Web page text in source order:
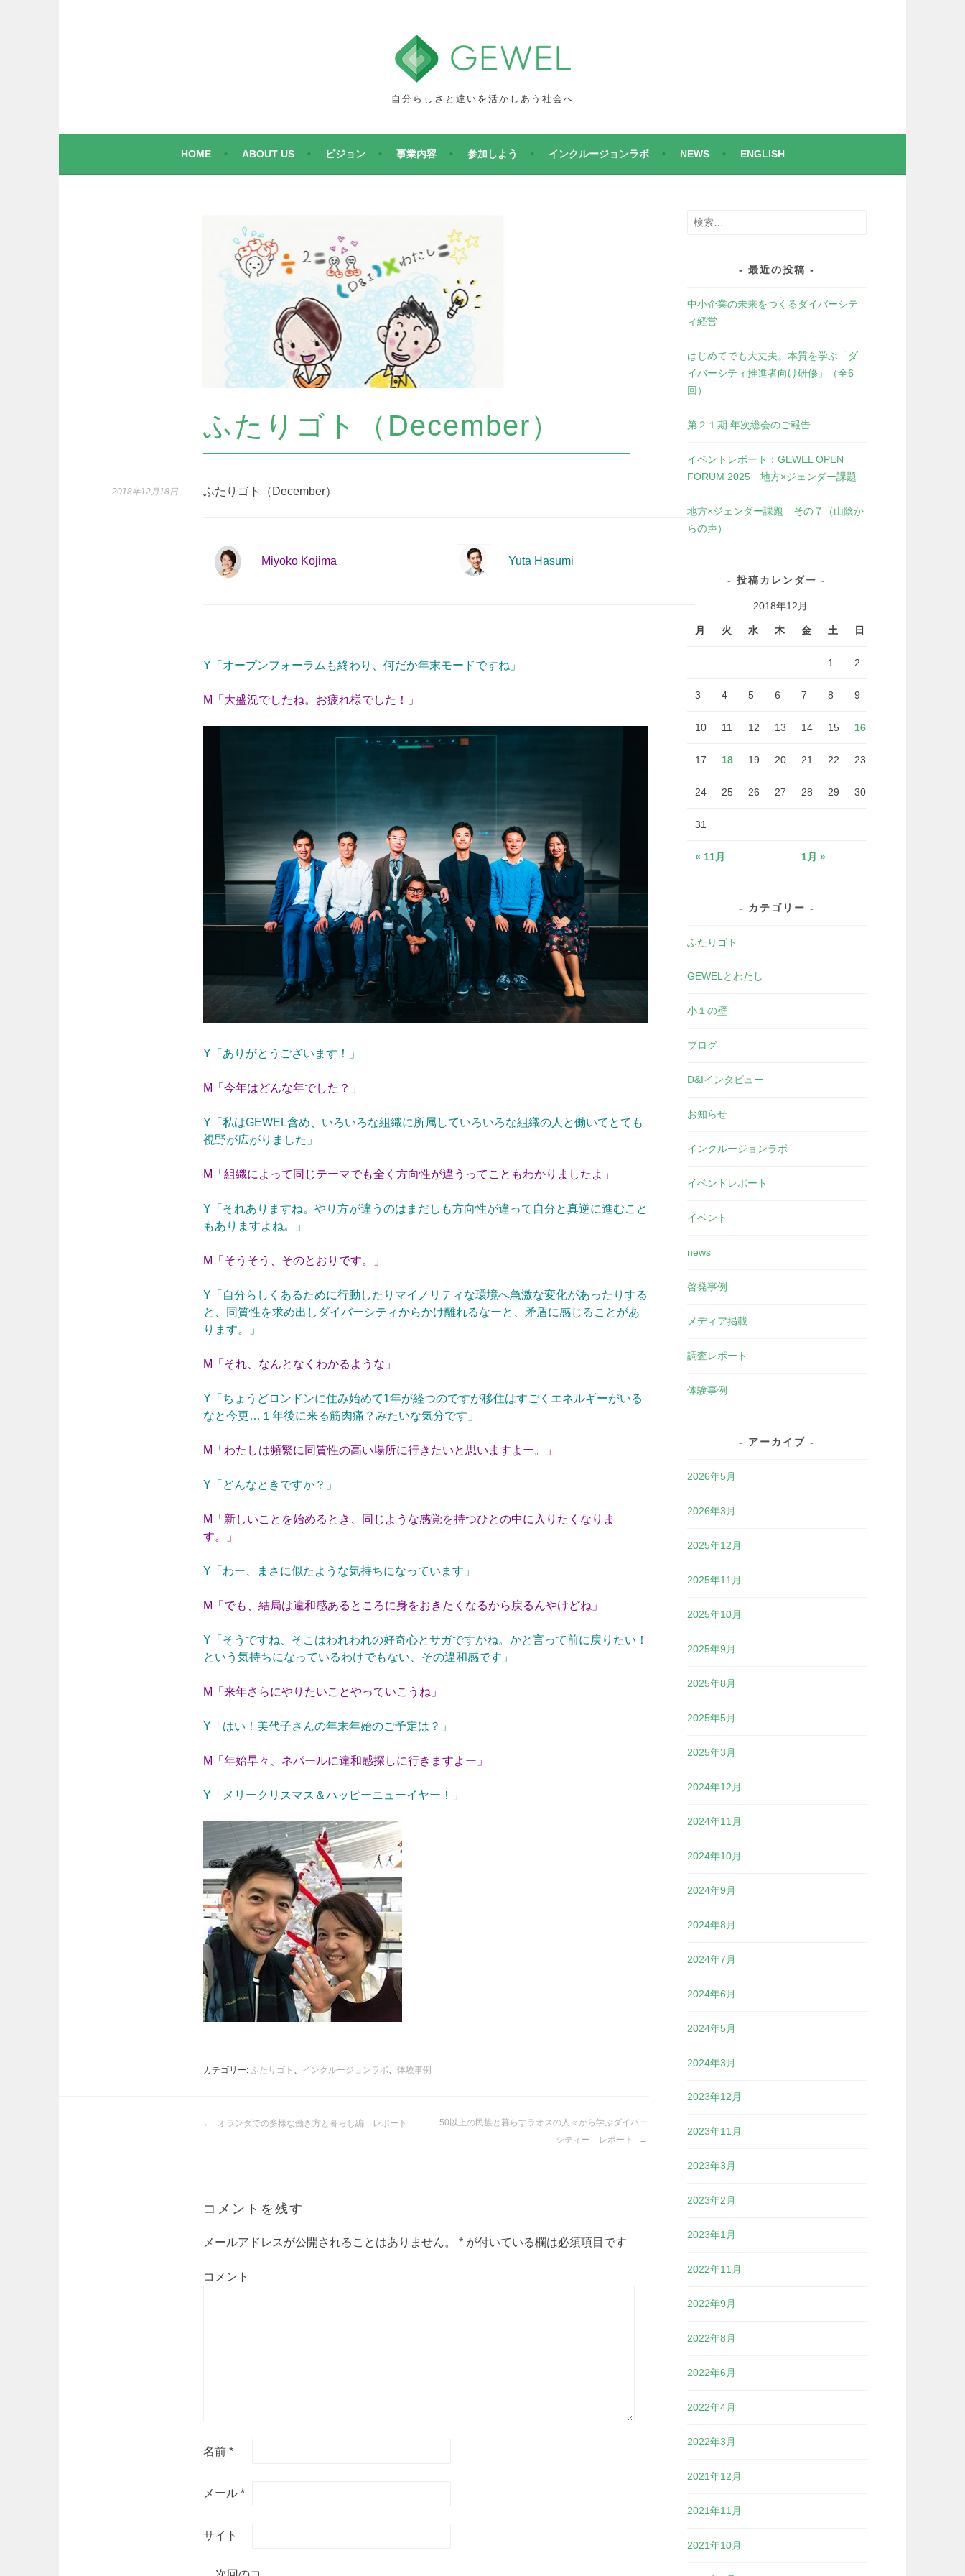
自分らしさと違いを活かしあう社会へ
HOME ABOUT US ビジョン 事業内容 参加しよう インクルージョンラボ NEWS ENGLISH
ふたりゴト（December）
2018年12月18日 ふたりゴト（December）
Miyoko Kojima Yuta Hasumi
Y「オープンフォーラムも終わり、何だか年末モードですね」
M「大盛況でしたね。お疲れ様でした！」
Y「ありがとうございます！」
M「 今年はどんな年でした？」
Y「私はGEWEL含め、いろいろな組織に所属していろいろな組織の人と働いてとても
視野が広がりました」
M「組織によって同じテーマでも全く方向性が違うってこともわかりましたよ」
Y「それありますね。やり方が違うのはまだしも方向性が違って自分と真逆に進むこと
もありますよね。」
M「そうそう、そのとおりです。」
Y「自分らしくあるために行動したりマイノリティな環境へ急激な変化があったりする
と、同質性を求め出しダイバーシティからかけ離れるなーと、矛盾に感じることがあ
ります。」
M「それ、なんとなくわかるような」
Y「ちょうどロンドンに住み始めて1年が経つのですが移住はすごくエネルギーがいる
なと今更…１年後に来る筋肉痛？みたいな気分です」
M「わたしは頻繁に同質性の高い場所に行きたいと思いますよー。」
Y「どんなときですか？」
M「新しいことを始めるとき、同じような感覚を持つひとの中に入りたくなりま
す。」
Y「わー、まさに似たような気持ちになっています」
M「でも、結局は違和感あるところに身をおきたくなるから戻るんやけどね」
Y「そうですね、そこはわれわれの好奇心とサガですかね。かと言って前に戻りたい！
という気持ちになっているわけでもない、その違和感です」
M「来年さらにやりたいことやっていこうね」
Y「はい！美代子さんの年末年始のご予定は？」
M「年始早々、ネパールに違和感探しに行きますよー」
Y「メリークリスマス＆ハッピーニューイヤー！」
カテゴリー: ふたりゴト インクルージョンラボ 体験事例
投
ー
ョ
オランダでの多様な働き方と暮らし編 レポート
50以上の民族と暮らすラオスの人々から学ぶダイバー
シティー レポート
コメントを残す
メールアドレスが公開されることはありません。 * が付いている欄は必須項目です
コメント
名前 *
メール *
サイト
検
最近の投稿
中小企業の未来をつくるダイバーシテ
ィ経営
はじめてでも大丈夫。本質を学ぶ「ダ
イバーシティ推進者向け研修」（全6
回）
第２１期 年次総会のご報告
イベントレポート：GEWEL OPEN
FORUM 2025 地方×ジェンダー課題
地方×ジェンダー課題 その７（山陰か
らの声）
投稿カレンダー
2018年12月
月 火 水 木 金 土 日
« 11月 1月 »
1 2
3 4 5 6 7 8 9
10 11 12 13 14 15 16
17 18 19 20 21 22 23
24 25 26 27 28 29 30
31
カテゴリー
ふたりゴト
GEWELとわたし
小１の壁
ブログ
D&Iインタビュー
お知らせ
インクルージョンラボ
イベントレポート
イベント
news
啓発事例
メディア掲載
調査レポート
体験事例
アーカイブ
2026年5月
2026年3月
2025年12月
2025年11月
2025年10月
2025年9月
2025年8月
2025年5月
2025年3月
2024年12月
2024年11月
2024年10月
2024年9月
2024年8月
2024年7月
2024年6月
2024年5月
2024年3月
2023年12月
2023年11月
2023年3月
2023年2月
2023年1月
2022年11月
2022年9月
2022年8月
2022年6月
2022年4月
2022年3月
2021年12月
2021年11月
2021年10月